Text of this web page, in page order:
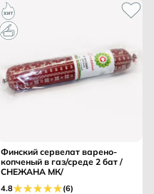
Финский сервелат варено-
копченый в газ/среде 2 бат /
СНЕЖАНА МК/
4.8 (6)